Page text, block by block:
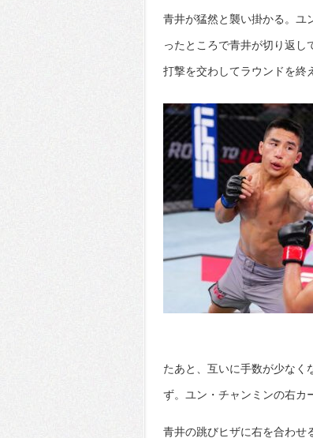
青井が猛然と襲い掛かる。ユ
ったところで青井が切り返し
打撃を交わしてラウンドを終
たあと、互いに手数が少なく
ず。ユン・チャンミンの右カ
青井の跳びヒザに右を合わせ